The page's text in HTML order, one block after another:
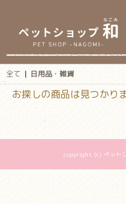
全て | 日用品・雑貨
お探しの商品は見つかり
copyright (c) ペット